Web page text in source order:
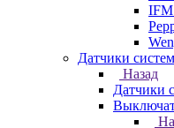
IFM
Датчики
Назад
Датчики